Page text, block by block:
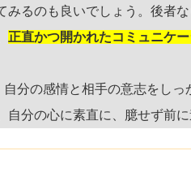
るのも良いでしょう。後者
正直かつ開かれたコミュニケ
分の感情と相手の意志をしっ
分の心に素直に、臆せず前に